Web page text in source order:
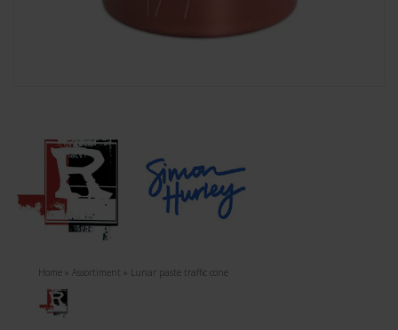
Home » Assortiment » Lunar paste traffic cone